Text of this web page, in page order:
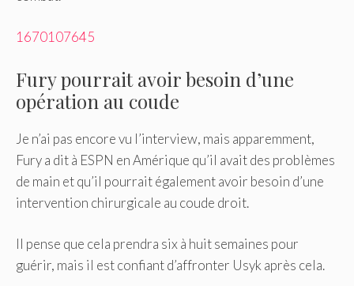
1670107645
Fury pourrait avoir besoin d’une
opération au coude
Je n’ai pas encore vu l’interview, mais apparemment,
Fury a dit à ESPN en Amérique qu’il avait des problèmes
de main et qu’il pourrait également avoir besoin d’une
intervention chirurgicale au coude droit.
Il pense que cela prendra six à huit semaines pour
guérir, mais il est confiant d’affronter Usyk après cela.